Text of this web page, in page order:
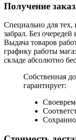
Получение
Специально для тех,
забрал. Без
Выдача товаров
графику работы
складе абсолютно
Собственная
гарантирует: